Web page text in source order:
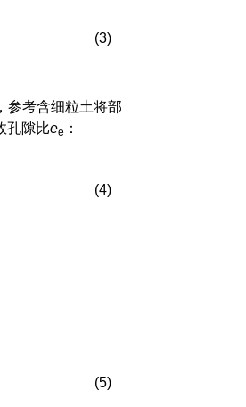
(3)
参考含细粒土将部
孔隙比ee ：
(4)
(5)